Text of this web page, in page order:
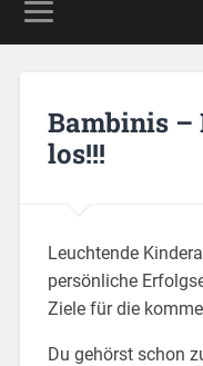
Bambinis –
los!!!
Leuchtende
persönliche
Ziele für die
Du gehörst schon